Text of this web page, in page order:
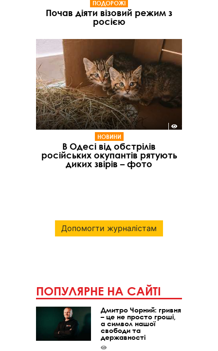
ПОДОРОЖІ
Почав діяти візовий режим з
росією
НОВИНИ
В Одесі від обстрілів
російських окупантів рятують
диких звірів – фото
Допомогти журналістам
ПОПУЛЯРНЕ НА САЙТІ
Дмитро Чорний: гривня
– це не просто гроші,
а символ нашої
свободи та
державності